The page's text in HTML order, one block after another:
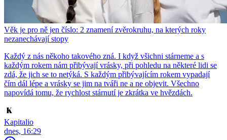
Věk je pro ně jen číslo: 2 znamení zvěrokruhu, na kterých roky
nezanechávají stopy
Každý z nás někoho takového zná. I když všichni stárneme a s
každým rokem nám přibývají vrásky, při pohledu na některé lidi se
zdá, že jich se to netýká. S každým přibývajícím rokem vypadají
čím dál lépe a vrásky se jim na tváři ne a ne objevit. Všechno
napovídá tomu, že rychlost stárnutí je zkrátka ve hvězdách.
Kapitalio
dnes, 16:29